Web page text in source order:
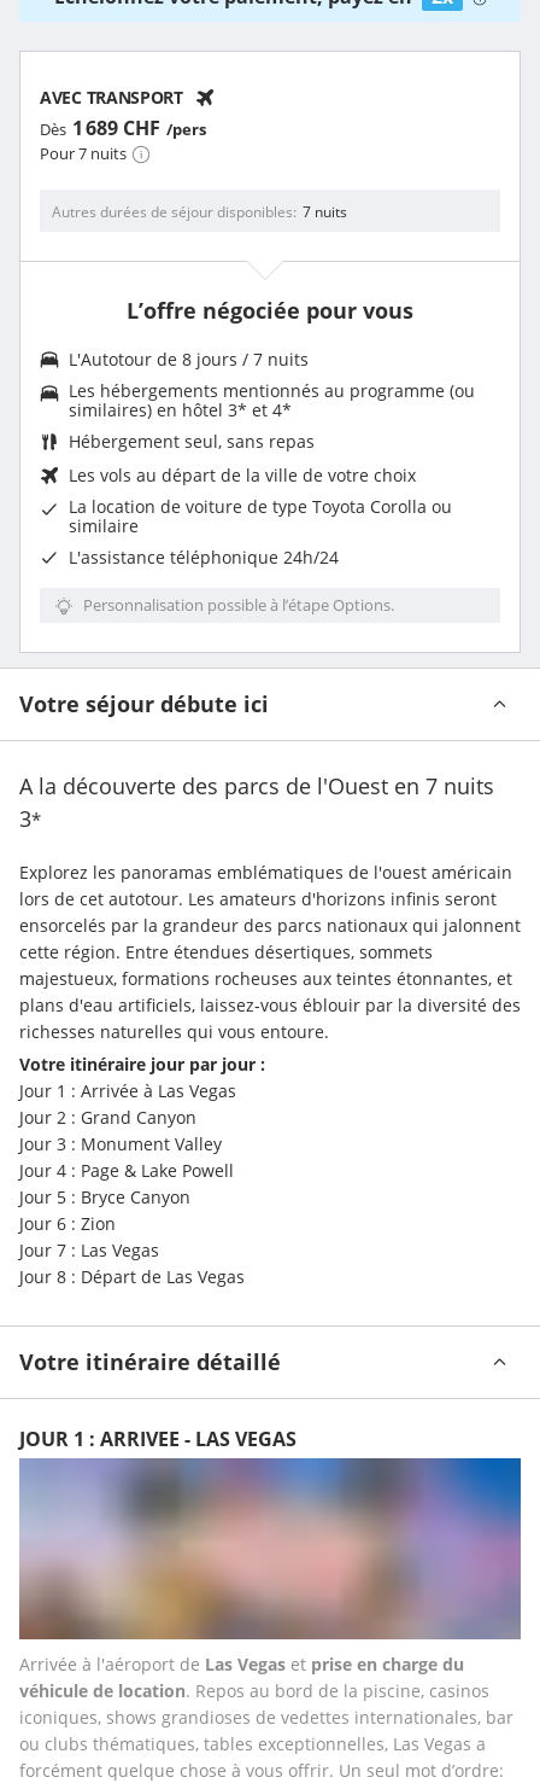
AVEC TRANSPORT
Dès 1 689 CHF /pers
Pour 7 nuits
Autres durées de séjour disponibles 7 nuits
L’offre négociée pour vous
L'Autotour de 8 jours / 7 nuits
Les hébergements mentionnés au programme (ou
similaires) en hôtel 3* et 4*
Hébergement seul, sans repas
Les vols au départ de la ville de votre choix
La location de voiture de type Toyota Corolla ou
similaire
L'assistance téléphonique 24h/24
Personnalisation possible à l’étape Options.
Votre séjour débute ici
A la découverte des parcs de l'Ouest en 7 nuits
3*
Explorez les panoramas emblématiques de l'ouest américain
lors de cet autotour. Les amateurs d'horizons infinis seront
ensorcelés par la grandeur des parcs nationaux qui jalonnent
cette région. Entre étendues désertiques, sommets
majestueux, formations rocheuses aux teintes étonnantes, et
plans d'eau artificiels, laissez-vous éblouir par la diversité des
richesses naturelles qui vous entoure.
Votre itinéraire jour par jour :
Jour 1 : Arrivée à Las Vegas
Jour 2 : Grand Canyon
Jour 3 : Monument Valley
Jour 4 : Page & Lake Powell
Jour 5 : Bryce Canyon
Jour 6 : Zion
Jour 7 : Las Vegas
Jour 8 : Départ de Las Vegas
Votre itinéraire détaillé
JOUR 1 : ARRIVEE - LAS VEGAS
Arrivée à l'aéroport de Las Vegas et prise en charge du
véhicule de location. Repos au bord de la piscine, casinos
iconiques, shows grandioses de vedettes internationales, bar
ou clubs thématiques, tables exceptionnelles, Las Vegas a
forcément quelque chose à vous offrir. Un seul mot d’ordre: